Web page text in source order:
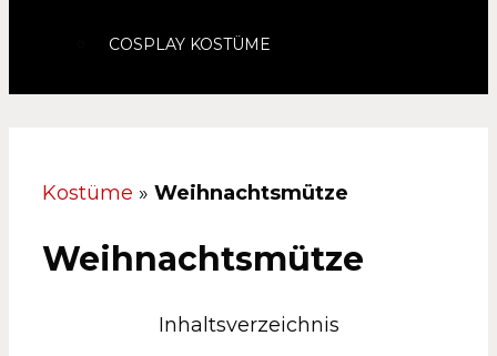
COSPLAY KOSTÜME
Kostüme » Weihnachtsmütze
Weihnachtsmütze
Inhaltsverzeichnis